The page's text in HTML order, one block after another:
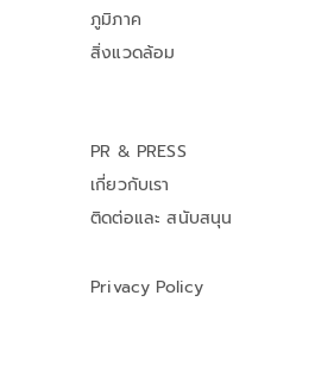
ภูมิภาค
สิ่งแวดล้อม
PR & PRESS
เกี่ยวกับเรา
ติดต่อและ สนับสนุน
Privacy Policy